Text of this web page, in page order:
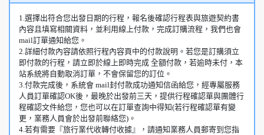
1.選擇出符合您出發日期的行程，報名後確認行程表與旅遊契約書
內容且填寫相關資料，並利用線上付款，完成訂購流程，我們也會
mail訂單通知給您。
2.詳細付款內容請依照行程內容頁中的付款說明。若您是訂購須立
即付款的行程，請立即於線上即時完成 全額付款，若逾時未付，本
站系統將自動取消訂單，不會保留您的訂位。
3.付款完成後，系統會 mail封付款成功通知信函給您，經專屬服務
人員訂單確認OK後，最晚於出發前三天，提供行程確認單與團體行
程確認文件給您，您也可以在訂單查詢中得知(若行程確認單有變
更，業務人員會於出發前聯絡您)。
4.若有需要『旅行業代收轉付收據』，請通知業務人員郵寄到您指